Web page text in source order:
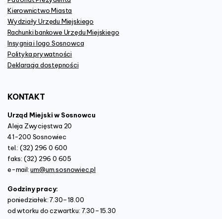
Kierownictwo Miasta
Wydziały Urzędu Miejskiego
Rachunki bankowe Urzędu Miejskiego
Insygnia i logo Sosnowca
Polityka prywatności
Deklaracja dostępności
KONTAKT
Urząd Miejski w Sosnowcu
Aleja Zwycięstwa 20
41-200 Sosnowiec
tel.: (32) 296 0 600
faks: (32) 296 0 605
e-mail:um@um.sosnowiec.pl
Godziny pracy:
poniedziałek: 7.30–18.00
od wtorku do czwartku: 7.30–15.30